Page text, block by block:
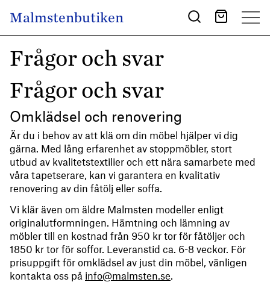
Main Navigation
Malmstenbutiken
Frågor och svar
Frågor och svar
Omklädsel och renovering
Är du i behov av att klä om din möbel hjälper vi dig
gärna. Med lång erfarenhet av stoppmöbler, stort
utbud av kvalitetstextilier och ett nära samarbete med
våra tapetserare, kan vi garantera en kvalitativ
renovering av din fåtölj eller soffa.
Vi klär även om äldre Malmsten modeller enligt
originalutformningen. Hämtning och lämning av
möbler till en kostnad från 950 kr tor för fåtöljer och
1850 kr tor för soffor. Leveranstid ca. 6-8 veckor. För
prisuppgift för omklädsel av just din möbel, vänligen
kontakta oss på info@malmsten.se.